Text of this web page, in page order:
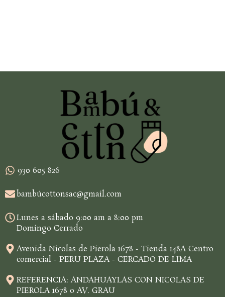
930 605 826
bambúcottonsac@gmail.com
Lunes a sábado 9:00 am a 8:00 pm
Domingo Cerrado
Avenida Nicolas de Pierola 1678 - Tienda 148A Centro
comercial - PERU PLAZA - CERCADO DE LIMA
REFERENCIA: ANDAHUAYLAS CON NICOLAS DE
PIEROLA 1678 o AV. GRAU